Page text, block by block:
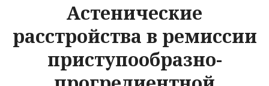
Астенические
расстройства в ремиссии
приступообразно-